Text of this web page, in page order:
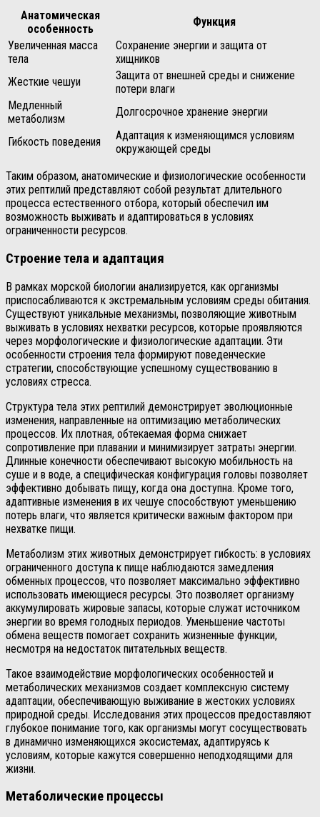
Анатомическая
особенность
Функция
Увеличенная масса
тела
Сохранение энергии и защита от
хищников
Жесткие чешуи
Защита от внешней среды и снижение
потери влаги
Медленный
метаболизм
Долгосрочное хранение энергии
Гибкость поведения
Адаптация к изменяющимся условиям
окружающей среды
Таким образом, анатомические и физиологические особенности
этих рептилий представляют собой результат длительного
процесса естественного отбора, который обеспечил им
возможность выживать и адаптироваться в условиях
ограниченности ресурсов.
Строение тела и адаптация
В рамках морской биологии анализируется, как организмы
приспосабливаются к экстремальным условиям среды обитания.
Существуют уникальные механизмы, позволяющие животным
выживать в условиях нехватки ресурсов, которые проявляются
через морфологические и физиологические адаптации. Эти
особенности строения тела формируют поведенческие
стратегии, способствующие успешному существованию в
условиях стресса.
Структура тела этих рептилий демонстрирует эволюционные
изменения, направленные на оптимизацию метаболических
процессов. Их плотная, обтекаемая форма снижает
сопротивление при плавании и минимизирует затраты энергии.
Длинные конечности обеспечивают высокую мобильность на
суше и в воде, а специфическая конфигурация головы позволяет
эффективно добывать пищу, когда она доступна. Кроме того,
адаптивные изменения в их чешуе способствуют уменьшению
потерь влаги, что является критически важным фактором при
нехватке пищи.
Метаболизм этих животных демонстрирует гибкость: в условиях
ограниченного доступа к пище наблюдаются замедления
обменных процессов, что позволяет максимально эффективно
использовать имеющиеся ресурсы. Это позволяет организму
аккумулировать жировые запасы, которые служат источником
энергии во время голодных периодов. Уменьшение частоты
обмена веществ помогает сохранить жизненные функции,
несмотря на недостаток питательных веществ.
Такое взаимодействие морфологических особенностей и
метаболических механизмов создает комплексную систему
адаптации, обеспечивающую выживание в жестоких условиях
природной среды. Исследования этих процессов предоставляют
глубокое понимание того, как организмы могут сосуществовать
в динамично изменяющихся экосистемах, адаптируясь к
условиям, которые кажутся совершенно неподходящими для
жизни.
Метаболические процессы